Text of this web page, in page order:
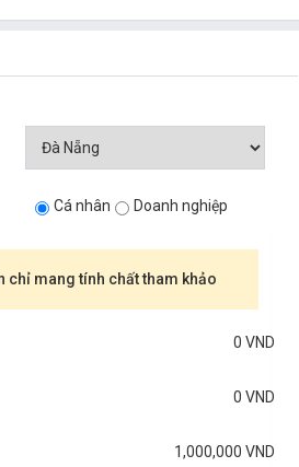
Cá nhân Doanh nghiệp
chỉ mang tính chất tham khảo
0 VND
0 VND
1,000,000 VND